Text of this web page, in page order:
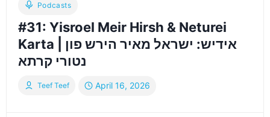
Podcasts
#31: Yisroel Meir Hirsh & Neturei
Karta | אידיש: ישראל מאיר הירש פון
נטורי קרתא
Teef Teef April 16, 2026